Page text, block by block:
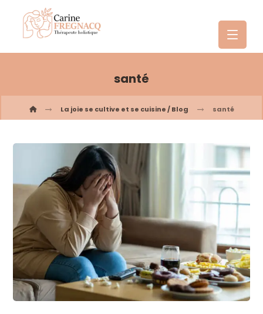
santé
La joie se cultive et se cuisine / Blog santé